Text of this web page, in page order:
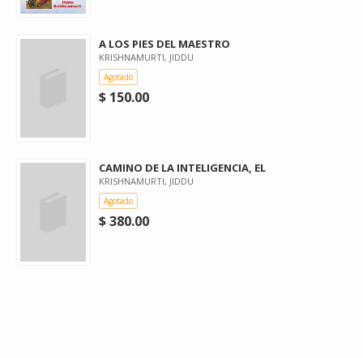
A LOS PIES DEL MAESTRO
KRISHNAMURTI, JIDDU
Agotado
$ 150.00
CAMINO DE LA INTELIGENCIA, EL
KRISHNAMURTI, JIDDU
Agotado
$ 380.00